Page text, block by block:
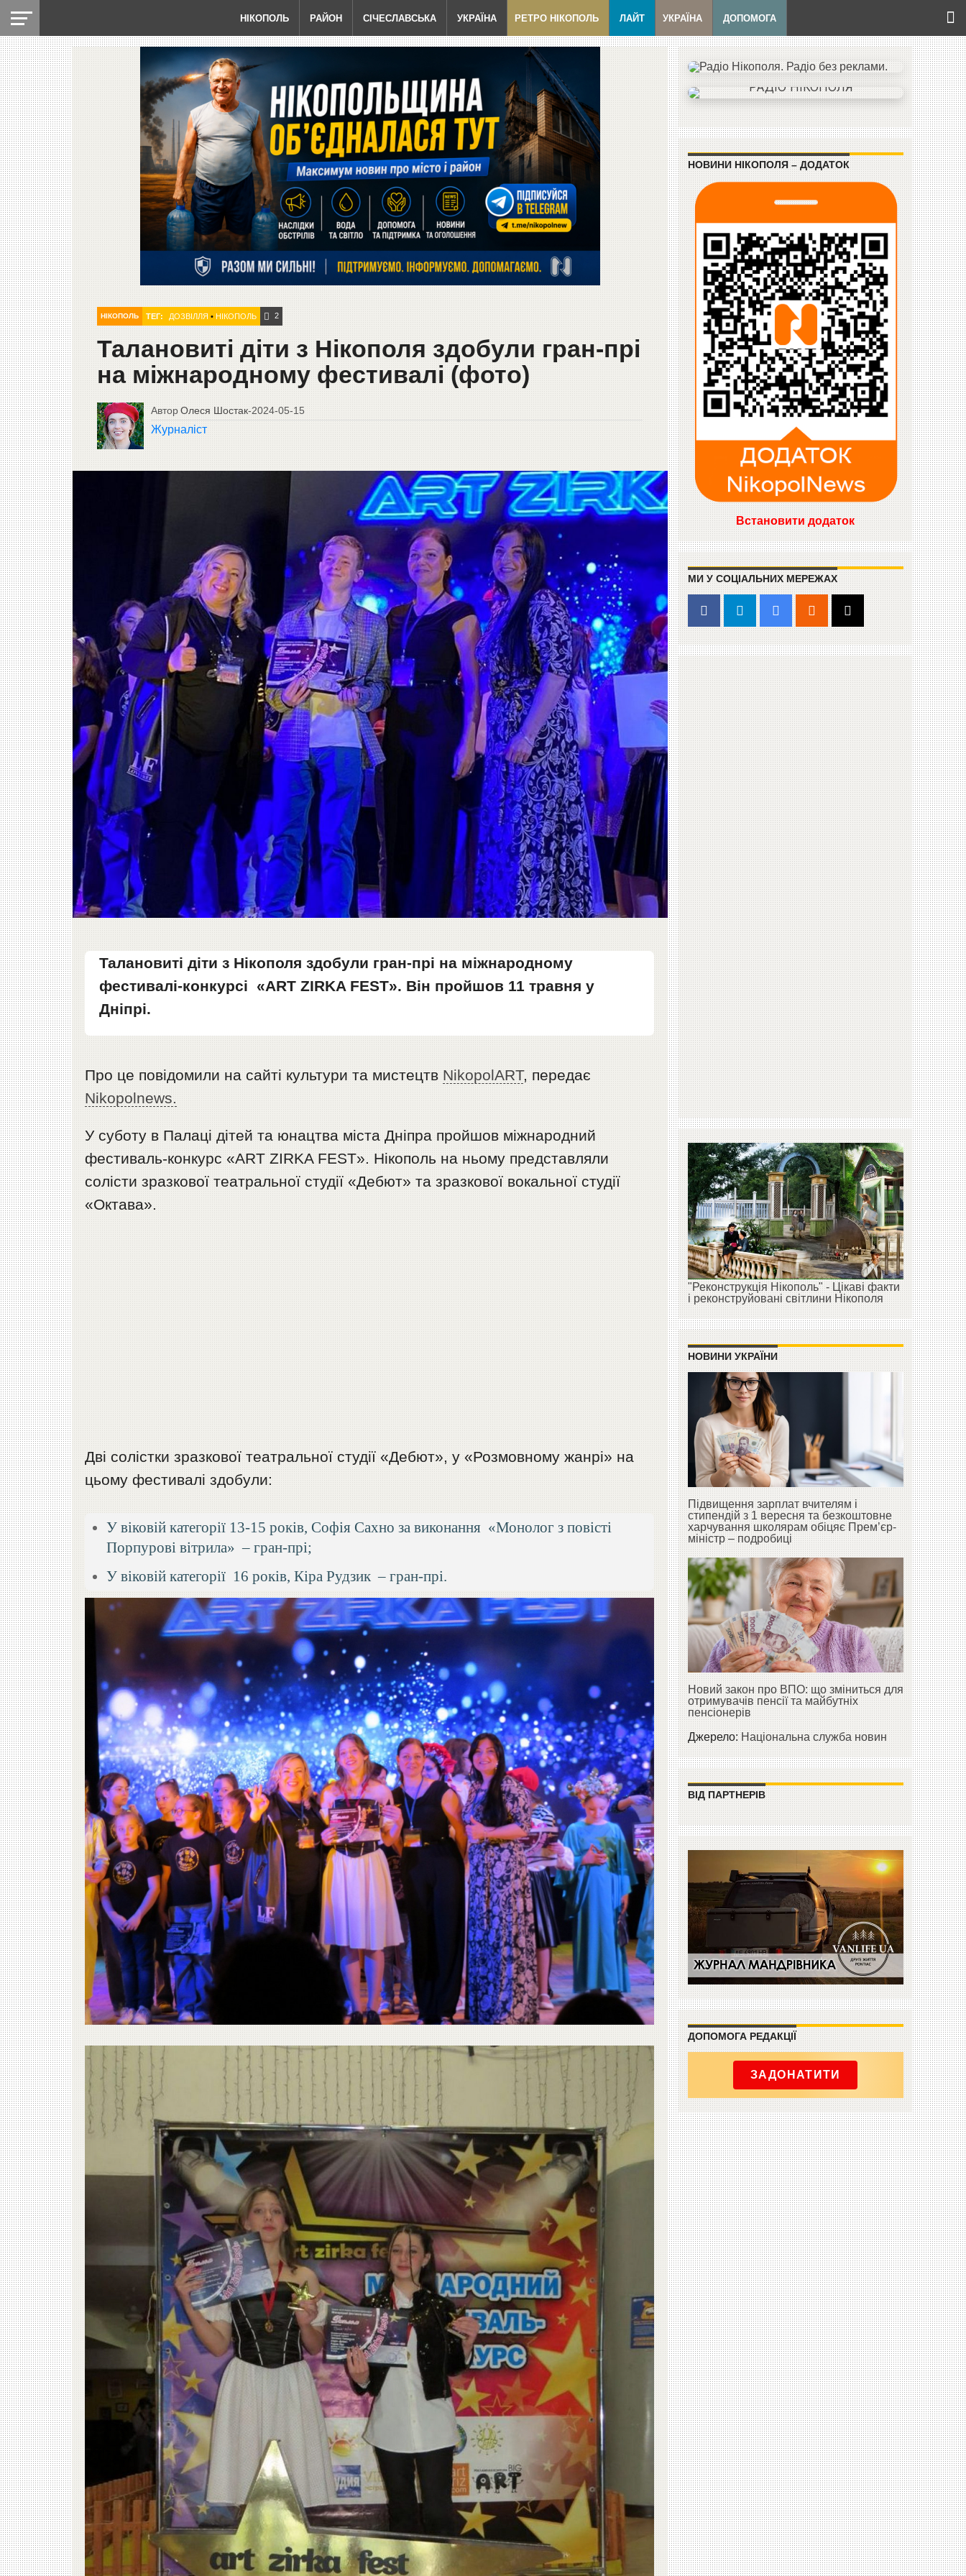
НІКОПОЛЬ РАЙОН СІЧЕСЛАВСЬКА УКРАЇНА РЕТРО НІКОПОЛЬ ЛАЙТ УКРАЇНА ДОПОМОГА
НІКОПОЛЬ ТЕГ: ДОЗВІЛЛЯ • НІКОПОЛЬ 2
Талановиті діти з Нікополя здобули гран-прі
на міжнародному фестивалі (фото)
Автор Олеся Шостак-2024-05-15
Журналіст
Талановиті діти з Нікополя здобули гран-прі на міжнародному
фестивалі-конкурсі «ART ZIRKA FEST». Він пройшов 11 травня у
Дніпрі.
Про це повідомили на сайті культури та мистецтв NikopolART, передає
Nikopolnews.
У суботу в Палаці дітей та юнацтва міста Дніпра пройшов міжнародний
фестиваль-конкурс «ART ZIRKA FEST». Нікополь на ньому представляли
солісти зразкової театральної студії «Дебют» та зразкової вокальної студії
«Октава».
Дві солістки зразкової театральної студії «Дебют», у «Розмовному жанрі» на
цьому фестивалі здобули:
У віковій категорії 13-15 років, Софія Сахно за виконання «Монолог з повісті
Порпурові вітрила» – гран-прі;
У віковій категорії 16 років, Кіра Рудзик – гран-прі.
НОВИНИ НІКОПОЛЯ – ДОДАТОК
Встановити додаток
МИ У СОЦІАЛЬНИХ МЕРЕЖАХ
"Реконструкція Нікополь" - Цікаві факти
і реконструйовані світлини Нікополя
НОВИНИ УКРАЇНИ
Підвищення зарплат вчителям і
стипендій з 1 вересня та безкоштовне
харчування школярам обіцяє Прем’єр-
міністр – подробиці
Новий закон про ВПО: що зміниться для
отримувачів пенсії та майбутніх
пенсіонерів
Джерело:Національна служба новин
ВІД ПАРТНЕРІВ
ДОПОМОГА РЕДАКЦІЇ
ЗАДОНАТИТИ